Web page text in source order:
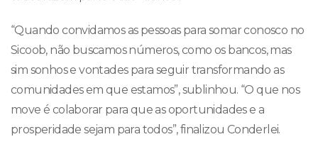
“Quando convidamos as pessoas para somar conosco no
Sicoob, não buscamos números, como os bancos, mas
sim sonhos e vontades para seguir transformando as
comunidades em que estamos”, sublinhou. “O que nos
move é colaborar para que as oportunidades e a
prosperidade sejam para todos”, finalizou Conderlei.